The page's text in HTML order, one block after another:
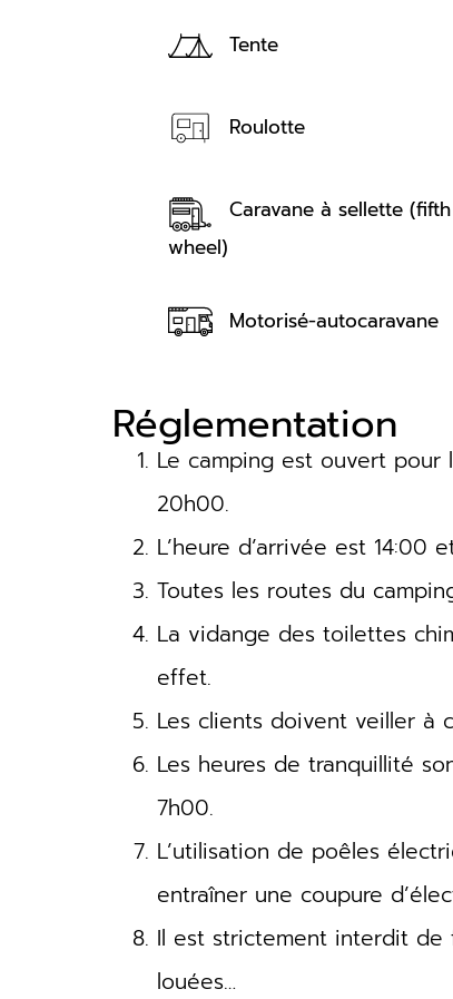
Tente
Roulotte
Caravane à sellette (fifth
wheel)
Motorisé-autocaravane
Réglementation
Le camping est ouvert
20h00.
L’heure d’arrivée est 14:00
Toutes les routes du
La vidange des toilettes
effet.
Les clients doivent veiller à
Les heures de tranquillité
7h00.
L’utilisation de poêles
entraîner une coupure
Il est strictement interdit de
louées…